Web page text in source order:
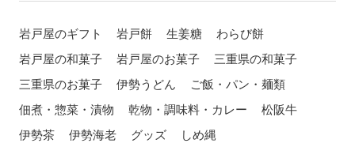
岩戸屋のギフト 岩戸餅 生姜糖
わらび餅
岩戸屋の和菓子
岩戸屋のお菓子
三重県の和菓子
三重県のお菓子
伊勢うどん
ご飯・パン・麺類
佃煮・惣菜・漬物
乾物・調味料・カレー
松阪牛
伊勢茶
伊勢海老 グッズ
しめ縄